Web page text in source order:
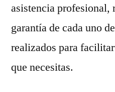
asistencia profesional,
garantía de cada uno
realizados para
que necesitas.